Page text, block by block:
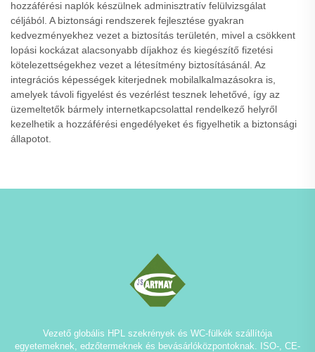
hozzáférési naplók készülnek adminisztratív felülvizsgálat
céljából. A biztonsági rendszerek fejlesztése gyakran
kedvezményekhez vezet a biztosítás területén, mivel a csökkent
lopási kockázat alacsonyabb díjakhoz és kiegészítő fizetési
kötelezettségekhez vezet a létesítmény biztosításánál. Az
integrációs képességek kiterjednek mobilalkalmazásokra is,
amelyek távoli figyelést és vezérlést tesznek lehetővé, így az
üzemeltetők bármely internetkapcsolattal rendelkező helyről
kezelhetik a hozzáférési engedélyeket és figyelhetik a biztonsági
állapotot.
Vezető globális HPL szekrények és WC-fülkék szállítója
egyetemeknek, edzőtermeknek és bevásárlóközpontoknak. ISO-, CE-